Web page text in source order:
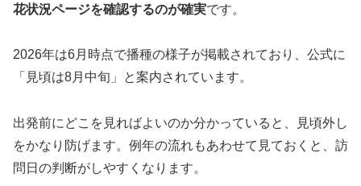
花状況ページを確認するのが確実です。
2026年は6月時点で播種の様子が掲載されており、公式に
「見頃は8月中旬」と案内されています。
出発前にどこを見ればよいのか分かっていると、見頃外し
をかなり防げます。例年の流れもあわせて見ておくと、訪
問日の判断がしやすくなります。